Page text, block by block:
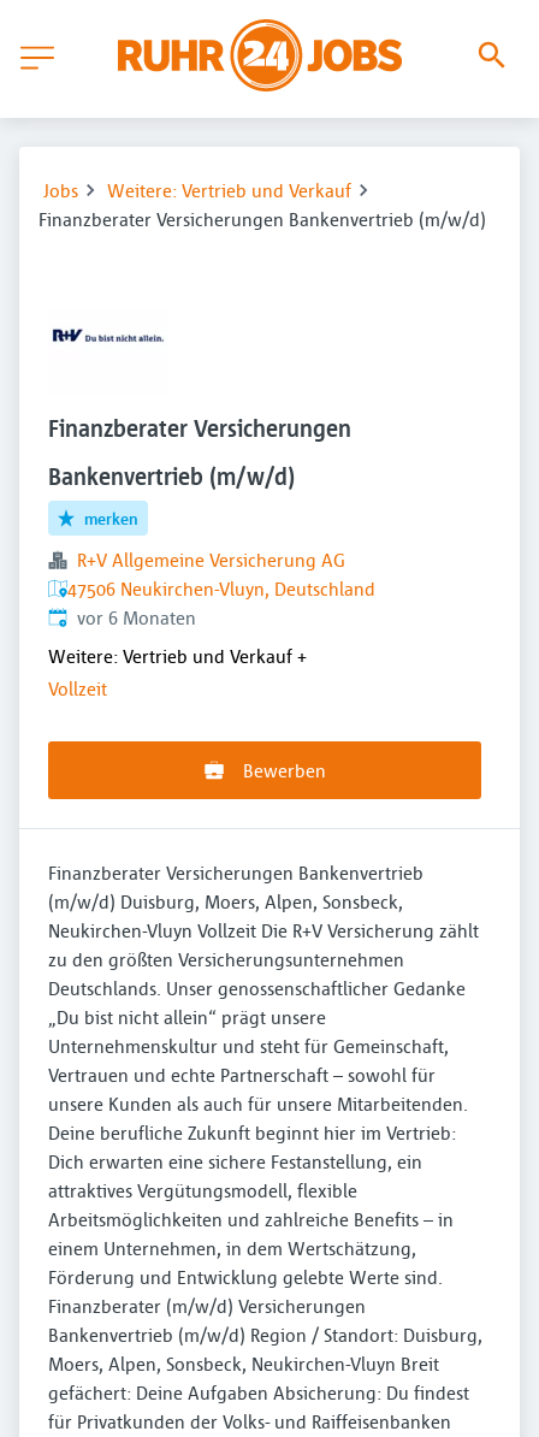
Jobs
Weitere: Vertrieb und Verkauf
Finanzberater Versicherungen Bankenvertrieb (m/w/d)
Finanzberater Versicherungen
Bankenvertrieb (m/w/d)
merken
R+V Allgemeine Versicherung AG
47506 Neukirchen-Vluyn, Deutschland
Veröffentlicht:
vor 6 Monaten
Weitere: Vertrieb und Verkauf +
Vollzeit
Bewerben
Finanzberater Versicherungen Bankenvertrieb
(m/w/d) Duisburg, Moers, Alpen, Sonsbeck,
Neukirchen-Vluyn Vollzeit Die R+V Versicherung zählt
zu den größten Versicherungsunternehmen
Deutschlands. Unser genossenschaftlicher Gedanke
„Du bist nicht allein“ prägt unsere
Unternehmenskultur und steht für Gemeinschaft,
Vertrauen und echte Partnerschaft – sowohl für
unsere Kunden als auch für unsere Mitarbeitenden.
Deine berufliche Zukunft beginnt hier im Vertrieb:
Dich erwarten eine sichere Festanstellung, ein
attraktives Vergütungsmodell, flexible
Arbeitsmöglichkeiten und zahlreiche Benefits – in
einem Unternehmen, in dem Wertschätzung,
Förderung und Entwicklung gelebte Werte sind.
Finanzberater (m/w/d) Versicherungen
Bankenvertrieb (m/w/d) Region / Standort: Duisburg,
Moers, Alpen, Sonsbeck, Neukirchen-Vluyn Breit
gefächert: Deine Aufgaben Absicherung: Du findest
für Privatkunden der Volks- und Raiffeisenbanken